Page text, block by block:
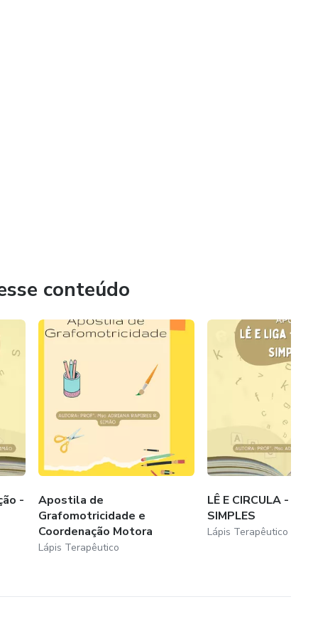
de assuntos sobre Inclusão;
conteúdo
-
Apostila de
Grafomotricidade e
Coordenação Motora
Lápis Terapêutico
LÊ E CIRCULA - SÍLABAS
SIMPLES
Lápis Terapêutico